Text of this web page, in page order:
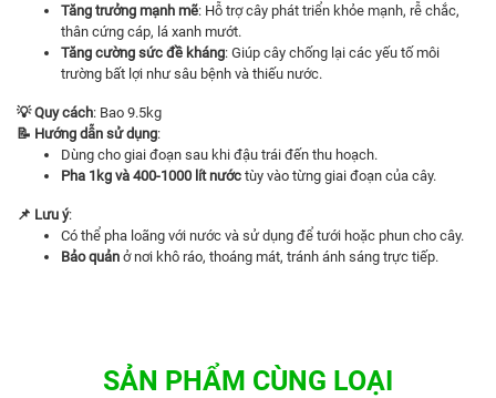
Tăng trưởng mạnh mẽ: Hỗ trợ cây phát triển khỏe mạnh, rễ chắc,
thân cứng cáp, lá xanh mướt.
Tăng cường sức đề kháng: Giúp cây chống lại các yếu tố môi
trường bất lợi như sâu bệnh và thiếu nước.
💡 Quy cách: Bao 9.5kg
📝 Hướng dẫn sử dụng:
Dùng cho giai đoạn sau khi đậu trái đến thu hoạch.
Pha 1kg và 400-1000 lít nước tùy vào từng giai đoạn của cây.
📌 Lưu ý:
Có thể pha loãng với nước và sử dụng để tưới hoặc phun cho cây.
Bảo quản ở nơi khô ráo, thoáng mát, tránh ánh sáng trực tiếp.
SẢN PHẨM CÙNG LOẠI